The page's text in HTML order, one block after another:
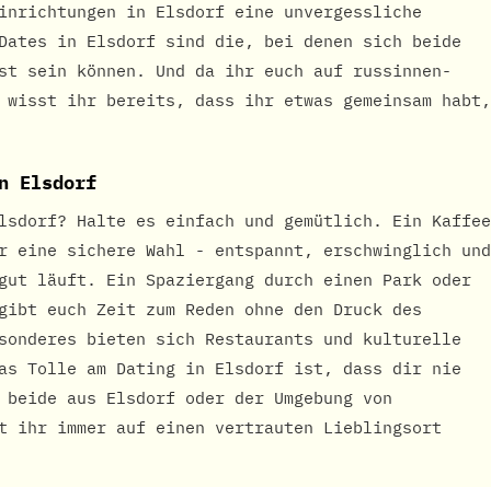
in Elsdorf eine unvergessliche
in Elsdorf sind die, bei denen sich beide
sein können. Und da ihr euch auf russinnen-
ihr bereits, dass ihr etwas gemeinsam habt,
Elsdorf
Halte es einfach und gemütlich. Ein Kaffee
eine sichere Wahl - entspannt, erschwinglich und
läuft. Ein Spaziergang durch einen Park oder
euch Zeit zum Reden ohne den Druck des
bieten sich Restaurants und kulturelle
Tolle am Dating in Elsdorf ist, dass dir nie
aus Elsdorf oder der Umgebung von
ihr immer auf einen vertrauten Lieblingsort